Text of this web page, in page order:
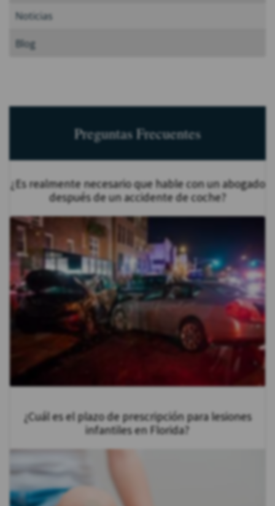
Noticias
Blog
Preguntas Frecuentes
¿Es realmente necesario que hable con un abogado
después de un accidente de coche?
¿Cuál es el plazo de prescripción para lesiones
infantiles en Florida?